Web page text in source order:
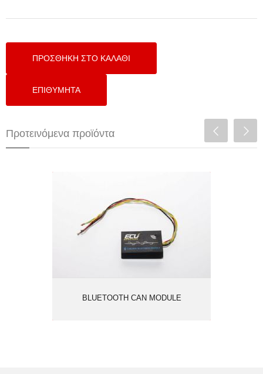
Προτεινόμενα προϊόντα
BLUETOOTH CAN MODULE